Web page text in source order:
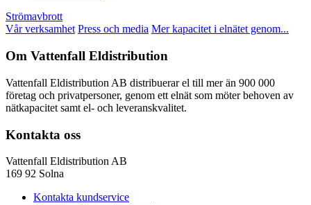
Strömavbrott
Vår verksamhet Press och media Mer kapacitet i elnätet genom...
Om Vattenfall Eldistribution
Vattenfall Eldistribution AB distribuerar el till mer än 900 000
företag och privatpersoner, genom ett elnät som möter behoven av
nätkapacitet samt el- och leveranskvalitet.
Kontakta oss
Vattenfall Eldistribution AB
169 92 Solna
Kontakta kundservice